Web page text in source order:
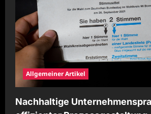
Allgemeiner Artikel
Nachhaltige